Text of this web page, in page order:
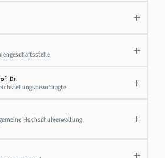
Dr.
Hochschulverwaltung